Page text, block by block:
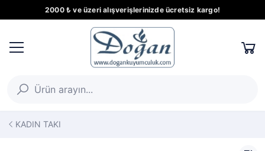
2000 ₺ ve üzeri alışverişlerinizde ücretsiz kargo!
KADIN TAKI